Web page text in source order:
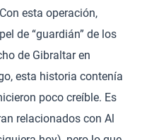
esta operación,
de “guardián” de los
de Gibraltar en
esta historia contenía
poco creíble. Es
relacionados con Al